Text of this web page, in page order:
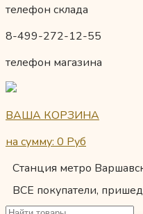
телефон склада
8-499-272-12-55
телефон магазина
ВАША КОРЗИНА
на сумму: 0 Руб
Станция метро
ВСЕ покупатели,